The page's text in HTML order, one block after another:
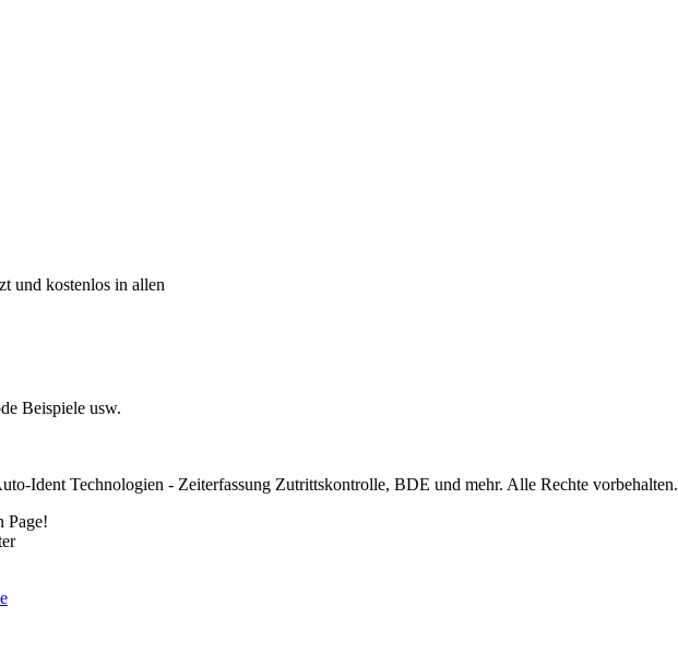
und kostenlos in allen
Beispiele usw.
Ident Technologien - Zeiterfassung Zutrittskontrolle, BDE und mehr. Alle Rechte vorbehalten.
Page!